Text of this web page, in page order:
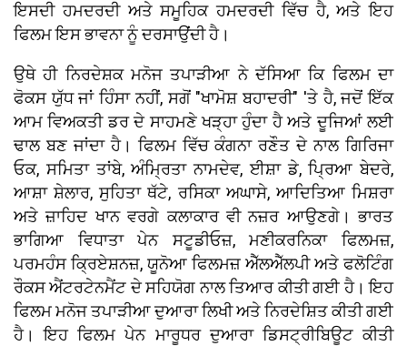
ਇਸਦੀ ਹਮਦਰਦੀ ਅਤੇ ਸਮੂਹਿਕ ਹਮਦਰਦੀ ਵਿੱਚ ਹੈ, ਅਤੇ ਇਹ
ਫਿਲਮ ਇਸ ਭਾਵਨਾ ਨੂੰ ਦਰਸਾਉਂਦੀ ਹੈ।
ਉਥੇ ਹੀ ਨਿਰਦੇਸ਼ਕ ਮਨੋਜ ਤਪਾੜੀਆ ਨੇ ਦੱਸਿਆ ਕਿ ਫਿਲਮ ਦਾ
ਫੋਕਸ ਯੁੱਧ ਜਾਂ ਹਿੰਸਾ ਨਹੀਂ, ਸਗੋਂ "ਖਾਮੋਸ਼ ਬਹਾਦਰੀ" 'ਤੇ ਹੈ, ਜਦੋਂ ਇੱਕ
ਆਮ ਵਿਅਕਤੀ ਡਰ ਦੇ ਸਾਹਮਣੇ ਖੜ੍ਹਾ ਹੁੰਦਾ ਹੈ ਅਤੇ ਦੂਜਿਆਂ ਲਈ
ਢਾਲ ਬਣ ਜਾਂਦਾ ਹੈ। ਫਿਲਮ ਵਿੱਚ ਕੰਗਨਾ ਰਣੌਤ ਦੇ ਨਾਲ ਗਿਰਿਜਾ
ਓਕ, ਸਮਿਤਾ ਤਾਂਬੇ, ਅੰਮ੍ਰਿਤਾ ਨਾਮਦੇਵ, ਈਸ਼ਾ ਡੇ, ਪ੍ਰਿਆ ਬੇਦਰੇ,
ਆਸ਼ਾ ਸ਼ੇਲਾਰ, ਸੁਹਿਤਾ ਥੱਟੇ, ਰਸਿਕਾ ਅਘਾਸੇ, ਆਦਿਤਿਆ ਮਿਸ਼ਰਾ
ਅਤੇ ਜ਼ਾਹਿਦ ਖਾਨ ਵਰਗੇ ਕਲਾਕਾਰ ਵੀ ਨਜ਼ਰ ਆਉਣਗੇ। ਭਾਰਤ
ਭਾਗਿਆ ਵਿਧਾਤਾ ਪੇਨ ਸਟੂਡੀਓਜ਼, ਮਣੀਕਰਨਿਕਾ ਫਿਲਮਜ਼,
ਪਰਮਹੰਸ ਕ੍ਰਿਏਸ਼ਨਜ਼, ਯੂਨੋਆ ਫਿਲਮਜ਼ ਐੱਲਐੱਲਪੀ ਅਤੇ ਫਲੋਟਿੰਗ
ਰੌਕਸ ਐਂਟਰਟੇਨਮੈਂਟ ਦੇ ਸਹਿਯੋਗ ਨਾਲ ਤਿਆਰ ਕੀਤੀ ਗਈ ਹੈ। ਇਹ
ਫਿਲਮ ਮਨੋਜ ਤਪਾੜੀਆ ਦੁਆਰਾ ਲਿਖੀ ਅਤੇ ਨਿਰਦੇਸ਼ਿਤ ਕੀਤੀ ਗਈ
ਹੈ। ਇਹ ਫਿਲਮ ਪੇਨ ਮਾਰੂਧਰ ਦੁਆਰਾ ਡਿਸਟ੍ਰੀਬਿਊਟ ਕੀਤੀ